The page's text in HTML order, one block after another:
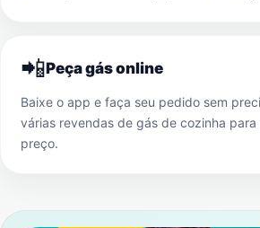
📲Peça gás online
Baixe o app e faça seu pedido sem
várias revendas de gás de cozinha
preço.